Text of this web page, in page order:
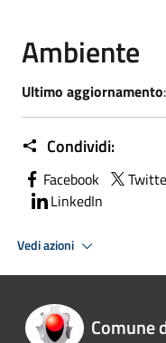
Ambiente
Ultimo aggiornamento
Condividi:
Facebook
LinkedIn
Vedi azioni
Comune